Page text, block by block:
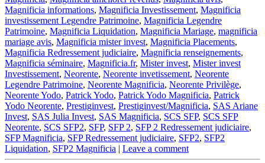
Magnificia informations, Magnificia Investissement, Magnificia
investissement Legendre Patrimoine, Magnificia Legendre
Patrimoine, Magnificia Liquidation, Magnificia Mariage, magnificia
mariage avis, Magnificia mister invest, Magnificia Placements,
Magnificia Redressement judiciaire, Magnificia renseignements,
Magnificia séminaire, Magnificia.fr, Mister invest, Mister invest
Investissement, Neorente, Neorente invetissement, Neorente
Legendre Patrimoine, Neorente Magnificia, Neorente Privilège,
Neorente Yodo, Patrick Yodo, Patrick Yodo Magnificia, Patrick
Yodo Neorente, Prestiginvest, Prestiginvest/Magnificia, SAS Ariane
Invest, SAS Julia Invest, SAS Magnificia, SCS SFP, SCS SFP
Neorente, SCS SFP2, SFP, SFP 2, SFP 2 Redressement judiciaire,
SFP Magnificia, SFP Redressement judiciaire, SFP2, SFP2
Liquidation, SFP2 Magnificia | Leave a comment